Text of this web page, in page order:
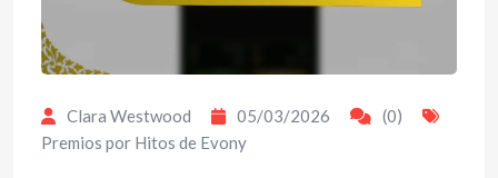
Clara Westwood 05/03/2026
(0)
Premios por Hitos de Evony